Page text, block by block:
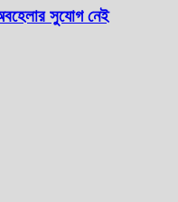
সুযোগ নেই